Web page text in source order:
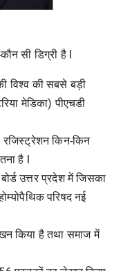
सी डिग्री है l
विश्व की सबसे बड़ी
मेडिका) पीएचडी
रजिस्ट्रेशन किन-किन
है l
उत्तर प्रदेश में जिसका
परिषद नई
किया है तथा समाज में